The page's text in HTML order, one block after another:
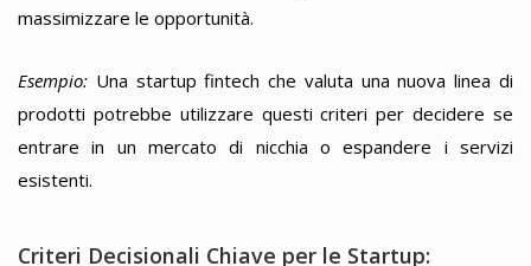
massimizzare le opportunità.
Esempio: Una startup fintech che valuta una nuova linea di
prodotti potrebbe utilizzare questi criteri per decidere se
entrare in un mercato di nicchia o espandere i servizi
esistenti.
Criteri Decisionali Chiave per le Startup: